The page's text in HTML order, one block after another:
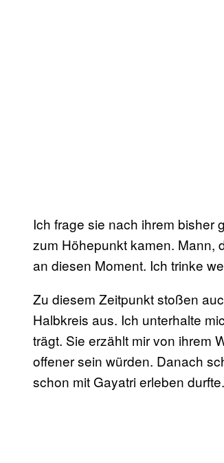
Ich frage sie nach ihrem bisher
zum Höhepunkt kamen. Mann,
an diesen Moment. Ich trinke
Zu diesem Zeitpunkt stoßen
Halbkreis aus. Ich unterhalte
trägt. Sie erzählt mir von ihrem
offener sein würden. Danach
schon mit Gayatri erleben durfte.